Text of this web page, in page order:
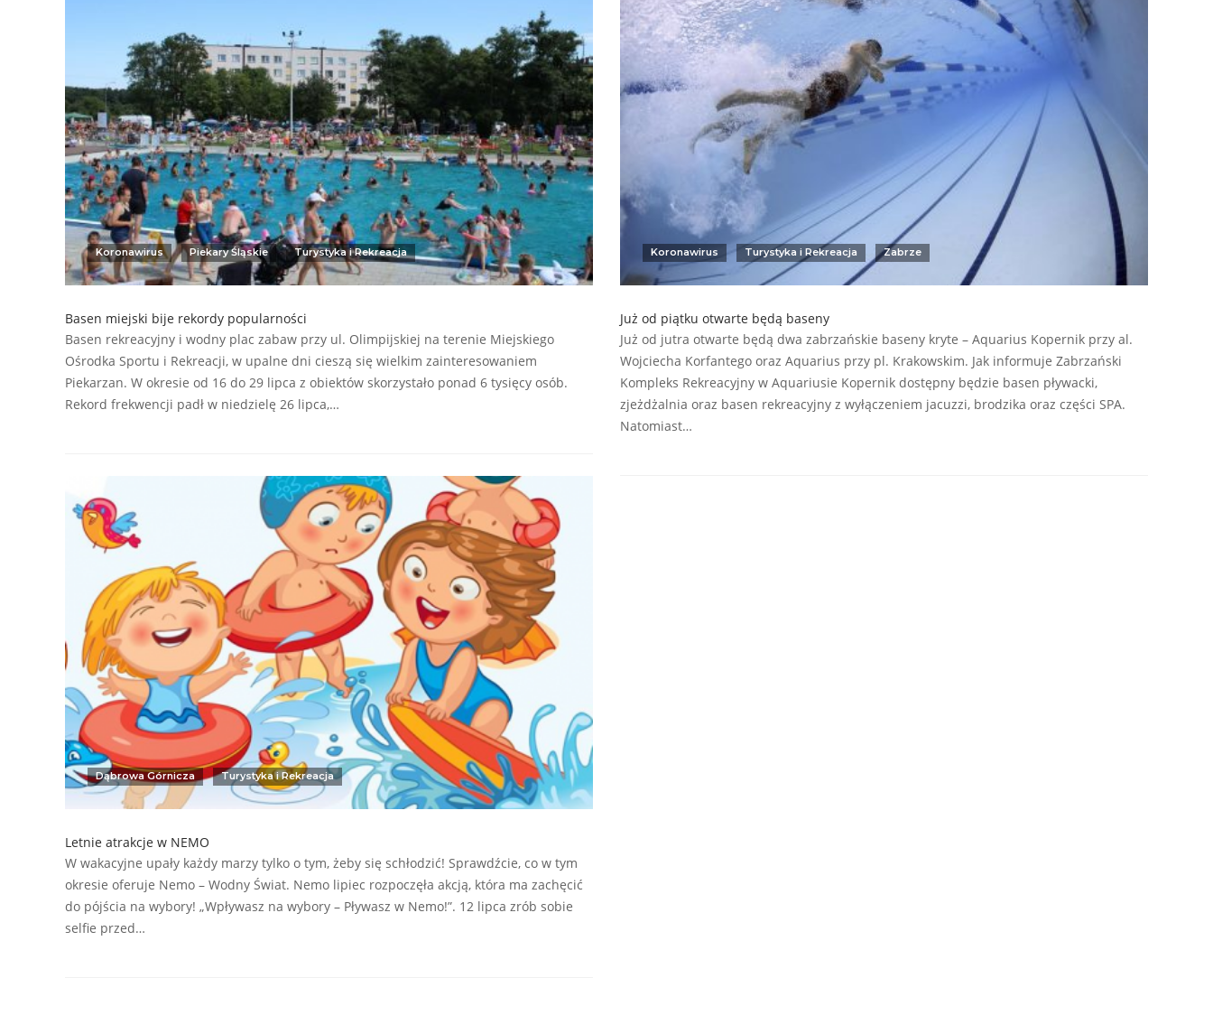
Koronawirus Piekary Śląskie Turystyka i Rekreacja
Basen miejski bije rekordy popularności
Basen rekreacyjny i wodny plac zabaw przy ul. Olimpijskiej na terenie Miejskiego
Ośrodka Sportu i Rekreacji, w upalne dni cieszą się wielkim zainteresowaniem
Piekarzan. W okresie od 16 do 29 lipca z obiektów skorzystało ponad 6 tysięcy osób.
Rekord frekwencji padł w niedzielę 26 lipca,…
Koronawirus Turystyka i Rekreacja Zabrze
Już od piątku otwarte będą baseny
Już od jutra otwarte będą dwa zabrzańskie baseny kryte – Aquarius Kopernik przy al.
Wojciecha Korfantego oraz Aquarius przy pl. Krakowskim. Jak informuje Zabrzański
Kompleks Rekreacyjny w Aquariusie Kopernik dostępny będzie basen pływacki,
zjeżdżalnia oraz basen rekreacyjny z wyłączeniem jacuzzi, brodzika oraz części SPA.
Natomiast…
Dąbrowa Górnicza Turystyka i Rekreacja
Letnie atrakcje w NEMO
W wakacyjne upały każdy marzy tylko o tym, żeby się schłodzić! Sprawdźcie, co w tym
okresie oferuje Nemo – Wodny Świat. Nemo lipiec rozpoczęła akcją, która ma zachęcić
do pójścia na wybory! „Wpływasz na wybory – Pływasz w Nemo!”. 12 lipca zrób sobie
selfie przed…